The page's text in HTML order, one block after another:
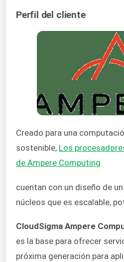
Perfil del cliente
Creado para una
sostenible, Los
de Ampere Computing
cuentan con un diseño de
núcleos que es escalable,
CloudSigma Ampere
es la base para ofrecer
próxima generación para